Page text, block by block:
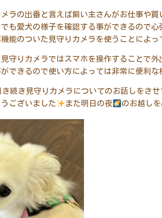
ラの出番と言えば飼い主さんがお仕事や
も愛犬の様子を確認する事ができるので心
能のついた見守りカメラを使うことによ
守りカメラではスマホを操作することで
できるので使い方によっては非常に便利な
き続き見守りカメラについてのお話しをさ
ございました
また明日の夜 のお越し